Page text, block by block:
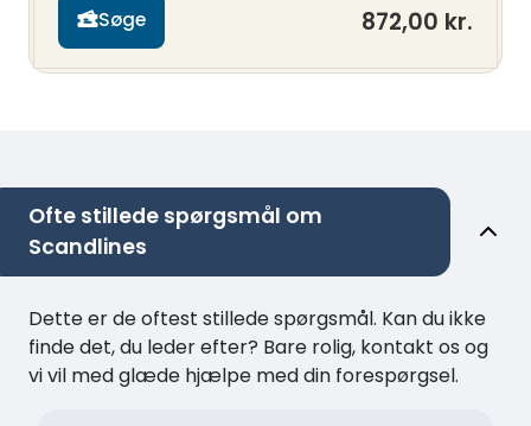
Søge 872,00 kr.
Ofte stillede spørgsmål om
Scandlines
Dette er de oftest stillede spørgsmål. Kan du ikke
finde det, du leder efter? Bare rolig, kontakt os og
vi vil med glæde hjælpe med din forespørgsel.